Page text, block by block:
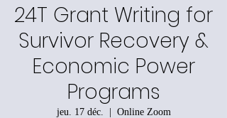
24T Grant Writing for
Survivor Recovery &
Economic Power
Programs
jeu. 17 déc.
  |
Online Zoom